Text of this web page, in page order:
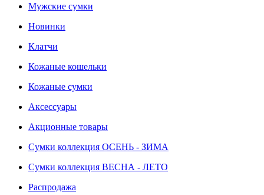
Мужские сумки
Новинки
Клатчи
Кожаные кошельки
Кожаные сумки
Аксессуары
Акционные товары
Сумки коллекция ОСЕНЬ - ЗИМА
Сумки коллекция ВЕСНА - ЛЕТО
Распродажа